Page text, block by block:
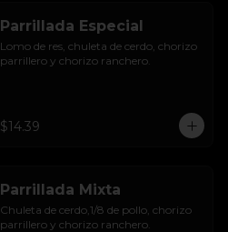
Parrillada Especial
Lomo de res, chuleta de cerdo, chorizo
parrillero y chorizo ranchero.
$14.39
Parrillada Mixta
Chuleta de cerdo,1/8 de pollo, chorizo
parrillero y chorizo ranchero.